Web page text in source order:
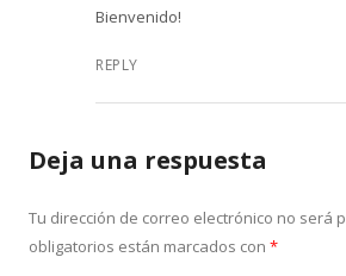
Bienvenido!
REPLY
Deja una respuesta
Tu dirección de correo electrónico no será
obligatorios están marcados con *